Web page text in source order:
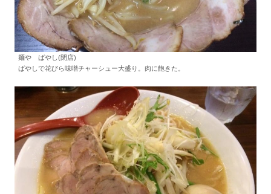
麺や ばやし(閉店)
ばやしで花びら味噌チャーシュー大盛り。肉に飽きた。